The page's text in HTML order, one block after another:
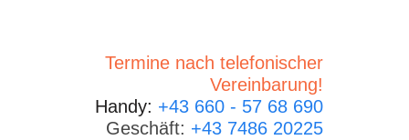
Termine nach telefonischer
Vereinbarung!
Handy: +43 660 - 57 68 690
Geschäft: +43 7486 20225